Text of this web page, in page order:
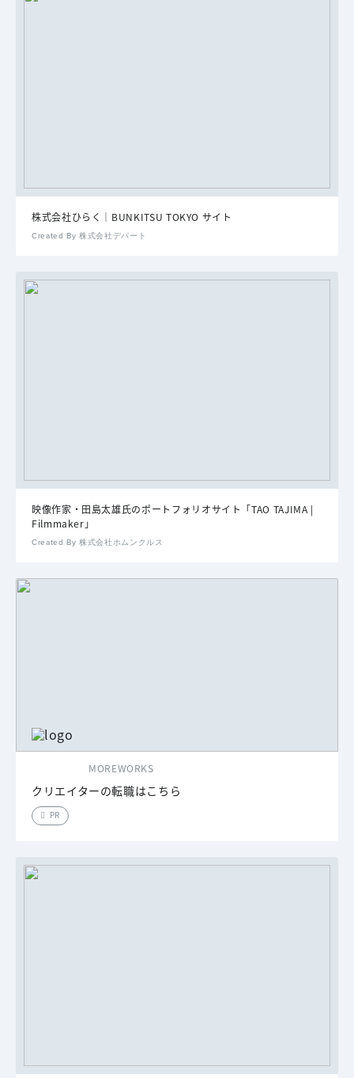
株式会社ひらく｜BUNKITSU TOKYO サイト
Created By 株式会社デパート
映像作家・田島太雄氏のポートフォリオサイト「TAO TAJIMA |
Filmmaker」
Created By 株式会社ホムンクルス
MOREWORKS
クリエイターの転職はこちら
PR